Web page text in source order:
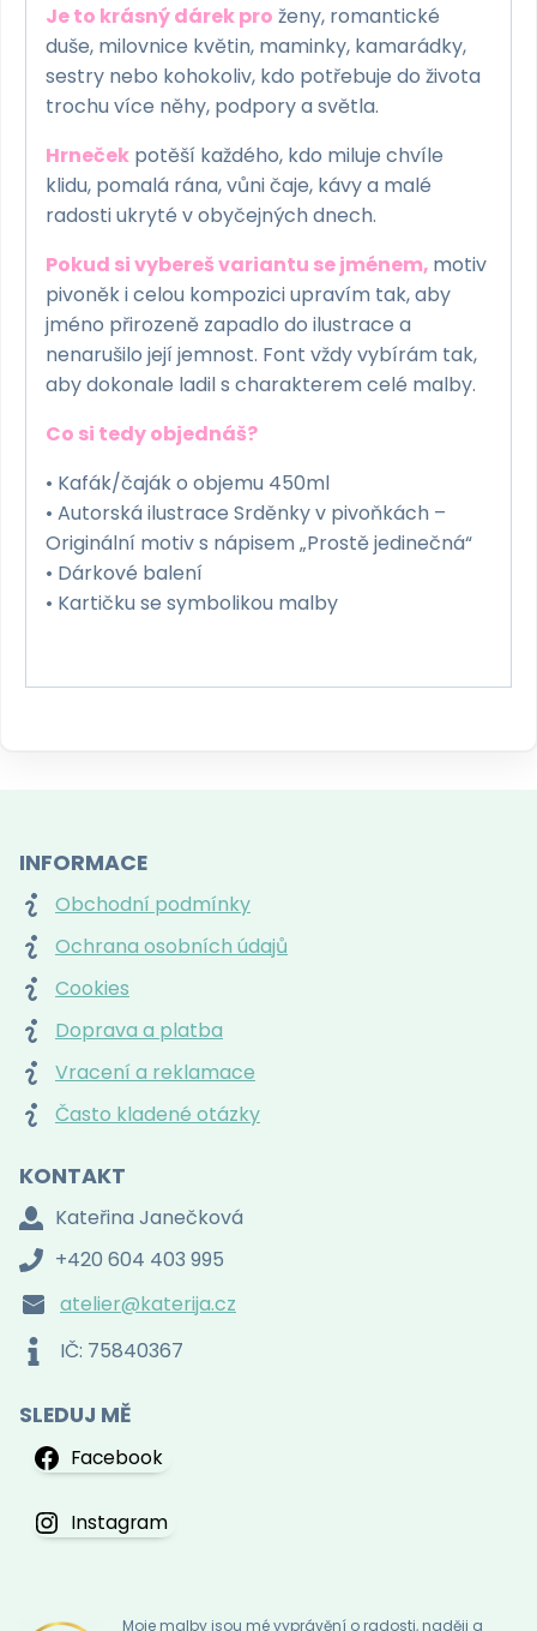
Je to krásný dárek pro ženy, romantické
duše, milovnice květin, maminky, kamarádky,
sestry nebo kohokoliv, kdo potřebuje do života
trochu více něhy, podpory a světla.
Hrneček potěší každého, kdo miluje chvíle
klidu, pomalá rána, vůni čaje, kávy a malé
radosti ukryté v obyčejných dnech.
Pokud si vybereš variantu se jménem, motiv
pivoněk i celou kompozici upravím tak, aby
jméno přirozeně zapadlo do ilustrace a
nenarušilo její jemnost. Font vždy vybírám tak,
aby dokonale ladil s charakterem celé malby.
Co si tedy objednáš?
• Kafák/čaják o objemu 450ml
• Autorská ilustrace Srděnky v pivoňkách –
Originální motiv s nápisem „Prostě jedinečná“
• Dárkové balení
• Kartičku se symbolikou malby
INFORMACE
Obchodní podmínky
Ochrana osobních údajů
Cookies
Doprava a platba
Vracení a reklamace
Často kladené otázky
KONTAKT
Kateřina Janečková
+420 604 403 995
atelier@katerija.cz
IČ: 75840367
SLEDUJ MĚ
Facebook
Instagram
Moje malby jsou mé vyprávění o radosti, naději a